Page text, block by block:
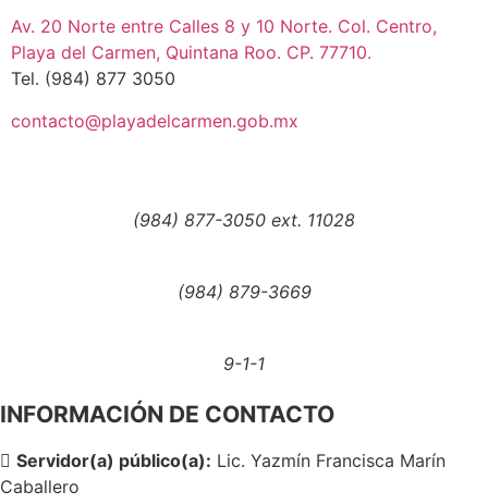
Av. 20 Norte entre Calles 8 y 10 Norte. Col. Centro,
Playa del Carmen, Quintana Roo. CP. 77710.
Tel. (984) 877 3050
contacto@playadelcarmen.gob.mx
(984) 877-3050 ext. 11028
(984) 879-3669
9-1-1
INFORMACIÓN DE CONTACTO
Servidor(a) público(a): Lic. Yazmín Francisca Marín
Caballero